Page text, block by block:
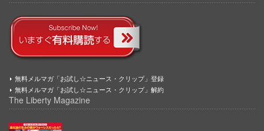
無料メルマガ「お試し☆ニュース・クリップ」登録
無料メルマガ「お試し☆ニュース・クリップ」解約
The Liberty Magazine